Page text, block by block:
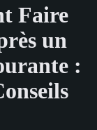
Faire
un
: